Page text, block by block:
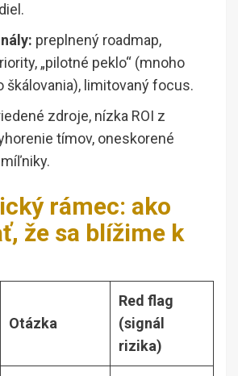
preplnený roadmap,
„pilotné peklo“ (mnoho
škálovania), limitovaný focus.
zdroje, nízka ROI z
tímov, oneskorené
rámec: ako
že sa blížime k
Otázka
Red flag
(signál
rizika)